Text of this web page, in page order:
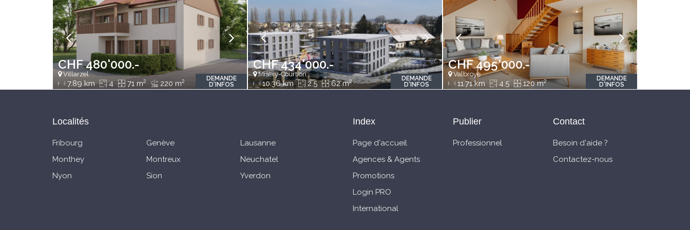
CHF 480'000.-
Villarzel
7.89 km 4 71 m2 220 m2
DEMANDE
D'INFOS
CHF 434'000.-
Misery-Courtion
10.36 km 2.5 62 m2
DEMANDE
D'INFOS
CHF 495'000.-
Valbroye
11.71 km 4.5 120 m2
DEMANDE
D'INFOS
Localités
Fribourg Genève
Lausanne
Monthey
Montreux
Neuchatel
Nyon
Sion Yverdon
Index
Page d'accueil
Agences & Agents
Promotions
Login PRO
International
Publier
Professionnel
Contact
Besoin d'aide ?
Contactez-nous